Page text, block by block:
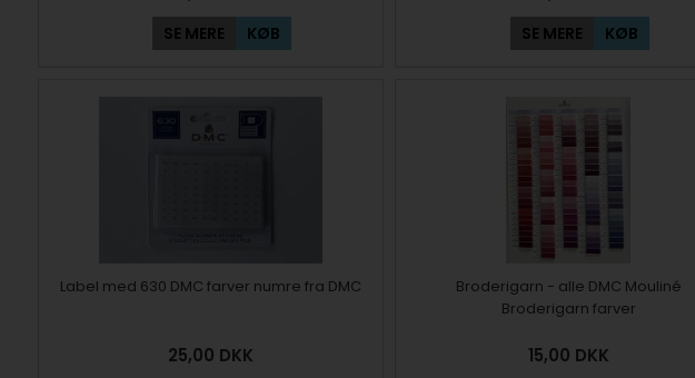
SE MERE KØB SE MERE KØB
Label med 630 DMC farver numre fra DMC
25,00 DKK
Broderigarn - alle DMC Mouliné
Broderigarn farver
15,00 DKK